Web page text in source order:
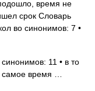
время не
срок Словарь
во синонимов: 7 •
11 • в то
самое время …